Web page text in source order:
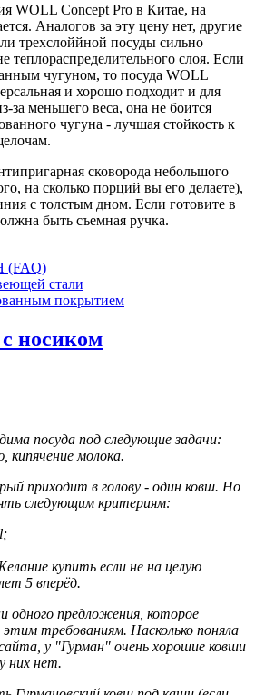
WOLL Concept Pro в Китае, на
Аналогов за эту цену нет, другие
трехслоййной посуды сильно
слоя. Если
чугуном, то посуда WOLL
и хорошо подходит и для
за меньшего веса, она не боится
чугуна - лучшая стойкость к
сковорода небольшого
на сколько порций вы его делаете),
с толстым дном. Если готовите в
быть съемная ручка.
стали
покрытием
носиком
посуда под следующие задачи:
кипячение молока.
приходит в голову - один ковш. Но
следующим критериям:
купить если не на целую
5 вперёд.
одного предложения, которое
требованиям. Насколько поняла
у "Гурман" очень хорошие ковши
них нет.